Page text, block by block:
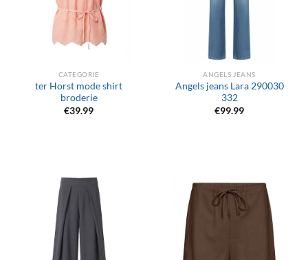
CATEGORIE
ter Horst mode shirt
broderie
€39.99
ANGELS JEANS
Angels jeans Lara 290030
332
€99.99